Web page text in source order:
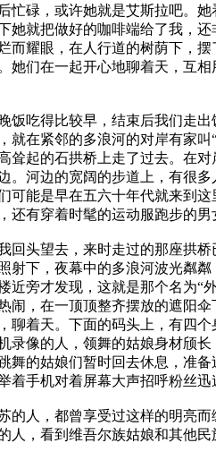
忙碌，或许她就是艾斯拉吧。
她就把做好的咖啡端给了我，
而耀眼，在人行道的树荫下，
她们在一起开心地聊着天，互
饭吃得比较早，结束后我们走
就在紧邻的多浪河的对岸有家
耸起的石拱桥上走了过去。在
。河边的宽阔的步道上，有很
可能是早在五六十年代就来到
还有穿着时髦的运动服跑步的
回头望去，来时走过的那座拱
射下，夜幕中的多浪河波光粼
近旁才发现，这就是那个名为“
闹，在一顶顶整齐摆放的遮阳
聊着天。下面的码头上，有四
录像的人，领舞的姑娘身材颀
舞的姑娘们暂时回去休息，准
着手机对着屏幕大声招呼粉丝
的人，都曾享受过这样的明亮
人，看到维吾尔族姑娘和其他民